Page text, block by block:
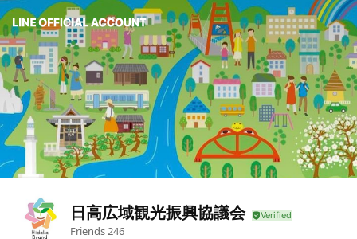
日高広域観光振興協議会
Friends246